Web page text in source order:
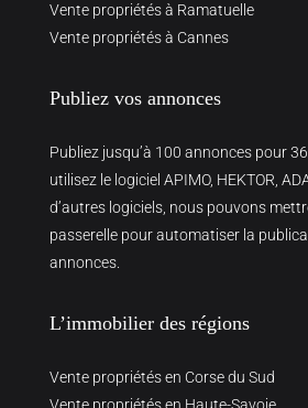
Vente propriétés à Ramatuelle
Vente propriétés à Cannes
Publiez vos annonces
Publiez jusqu’à 100 annonces pour
utilisez le logiciel APIMO, HEKTOR,
d’autres logiciels, nous pouvons
passerelle pour automatiser la
annonces.
L’immobilier des régions
Vente propriétés en Corse du Sud